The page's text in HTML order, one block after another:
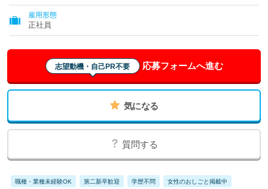
雇用形態
正社員
志望動機・自己PR不要 応募フォームへ進む
気になる
質問する
職種・業種未経験OK 第二新卒歓迎 学歴不問 女性のおしごと掲載中